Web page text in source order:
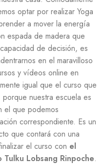
optar por realizar Yoga
a mover la energía
espada de madera que
de decisión, es
en el maravilloso
y vídeos online en
igual que el curso que
nuestra escuela es
el que podemos
correspondiente. Es un
que contará con una
el curso con el
Lobsang Rinpoche.